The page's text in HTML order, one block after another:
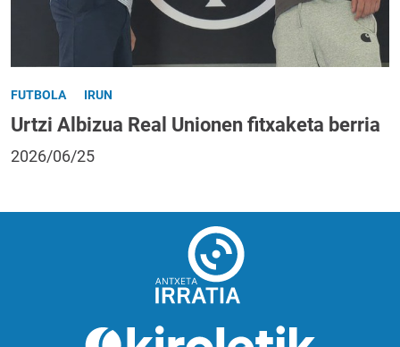
FUTBOLA IRUN
Urtzi Albizua Real Unionen fitxaketa berria
2026/06/25